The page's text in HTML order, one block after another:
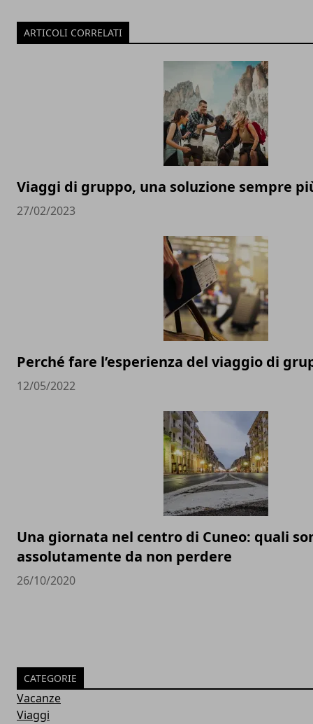
ARTICOLI CORRELATI
Viaggi di gruppo, una soluzione sempre
27/02/2023
Perché fare l’esperienza del viaggio di
12/05/2022
Una giornata nel centro di Cuneo: quali
assolutamente da non perdere
26/10/2020
CATEGORIE
Vacanze
Viaggi